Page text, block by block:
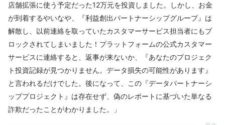
店舗拡張に使う予定だった12万元を投資しました。しかし、お金
が到着するやいなや、『利益創出パートナーシップグループ』は
解散し、以前連絡を取っていたカスタマーサービス担当者にもブ
ロックされてしまいました！プラットフォームの公式カスタマー
サービスに連絡すると、返事が来ないか、『あなたのプロジェク
ト投資記録が見つかりません。データ損失の可能性があります』
と言われるだけでした。後になって、この『データパートナーシ
ッププロジェクト』は存在せず、偽のレポートに基づいた単なる
詐欺だったことがわかりました。」